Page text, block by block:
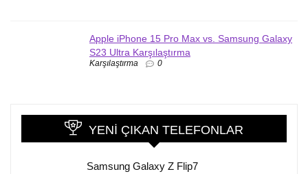
Apple iPhone 15 Pro Max vs. Samsung Galaxy
S23 Ultra Karşılaştırma
Karşılaştırma 0
YENI ÇIKAN TELEFONLAR
Samsung Galaxy Z Flip7